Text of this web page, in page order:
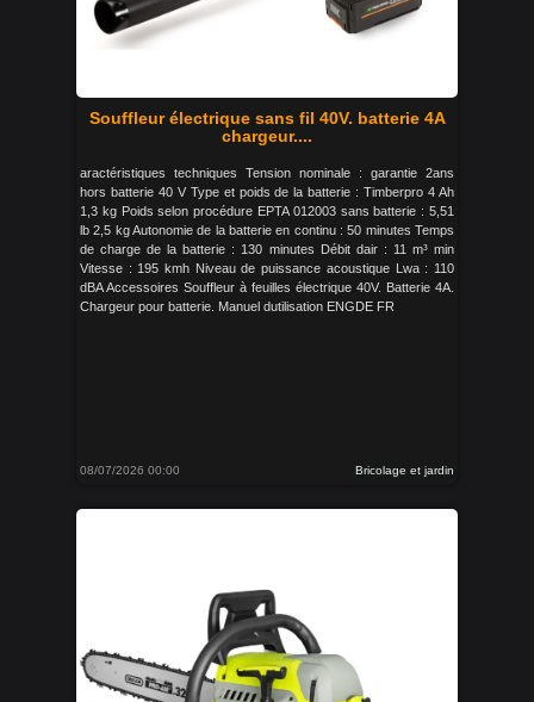
Souffleur électrique sans fil 40V. batterie 4A
chargeur....
aractéristiques techniques Tension nominale : garantie 2ans
hors batterie 40 V Type et poids de la batterie : Timberpro 4 Ah
1,3 kg Poids selon procédure EPTA 012003 sans batterie : 5,51
lb 2,5 kg Autonomie de la batterie en continu : 50 minutes Temps
de charge de la batterie : 130 minutes Débit dair : 11 m³ min
Vitesse : 195 kmh Niveau de puissance acoustique Lwa : 110
dBA Accessoires Souffleur à feuilles électrique 40V. Batterie 4A.
Chargeur pour batterie. Manuel dutilisation ENGDE FR
08/07/2026 00:00 Bricolage et jardin